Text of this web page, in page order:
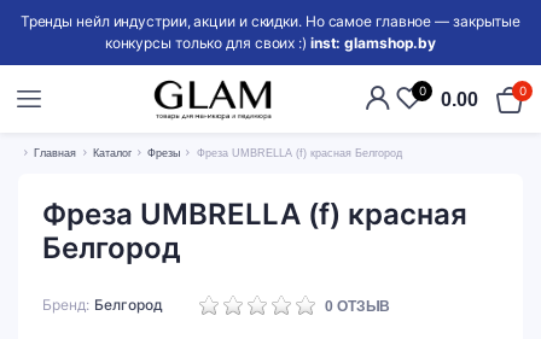
Тренды нейл индустрии, акции и скидки. Но самое главное — закрытые
конкурсы только для своих :) inst: glamshop.by
0 0.00 0
Главная Каталог Фрезы Фреза UMBRELLA (f) красная Белгород
Фреза UMBRELLA (f) красная
Белгород
Бренд Белгород 0ОТЗЫВ